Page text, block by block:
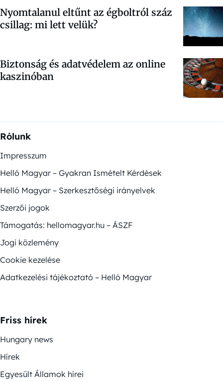
Nyomtalanul eltűnt az égboltról száz
csillag: mi lett velük?
Biztonság és adatvédelem az online
kaszinóban
Rólunk
Impresszum
Helló Magyar – Gyakran Ismételt Kérdések
Helló Magyar – Szerkesztőségi irányelvek
Szerzői jogok
Támogatás: hellomagyar.hu – ÁSZF
Jogi közlemény
Cookie kezelése
Adatkezelési tájékoztató – Helló Magyar
Friss hírek
Hungary news
Hírek
Egyesült Államok hírei